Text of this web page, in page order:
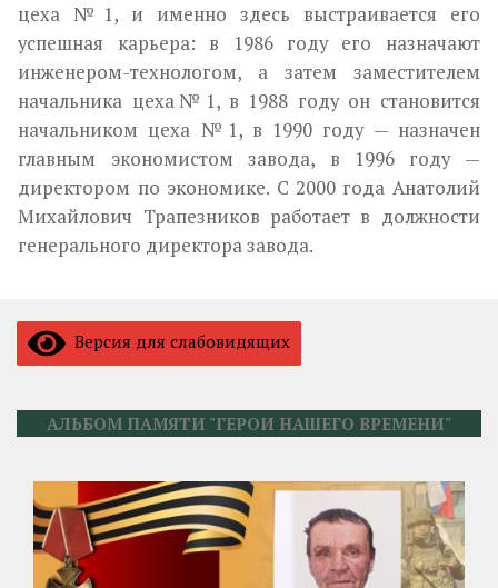
цеха №1, и именно здесь выстраивается его
успешная карьера: в 1986 году его назначают
инженером-технологом, а затем заместителем
начальника цеха№1, в 1988 году он становится
начальником цеха №1, в 1990 году — назначен
главным экономистом завода, в 1996 году —
директором по экономике. С 2000 года Анатолий
Михайлович Трапезников работает в должности
генерального директора завода.
Версия для слабовидящих
АЛЬБОМ ПАМЯТИ "ГЕРОИ НАШЕГО ВРЕМЕНИ"